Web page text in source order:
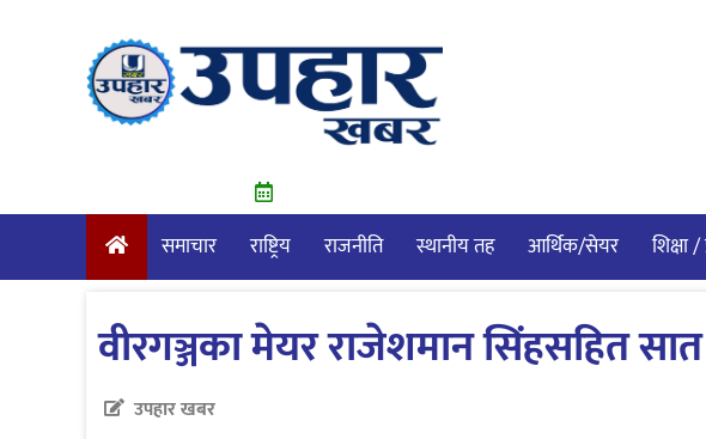
समाचार राष्ट्रिय राजनीति स्थानीय तह आर्थिक/सेयर शिक्षा /
वीरगञ्जका मेयर राजेशमान सिंहसहित सात
उपहार खबर